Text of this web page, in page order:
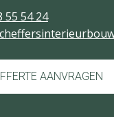
55 54 24
AANVRAGEN